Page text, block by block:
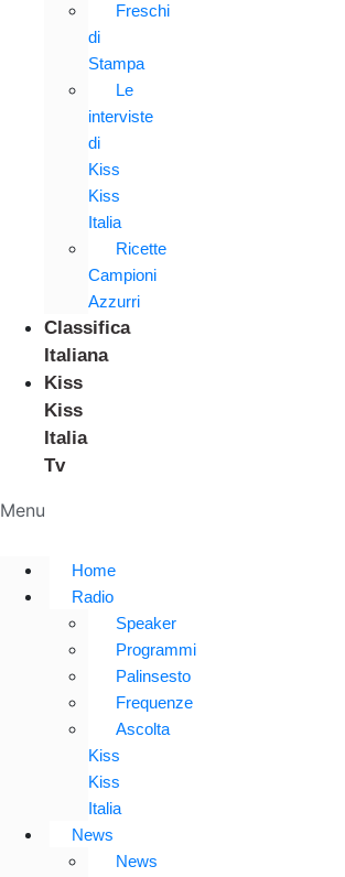
Freschi
di
Stampa
Le
interviste
di
Kiss
Kiss
Italia
Ricette
Campioni
Azzurri
Classifica
Italiana
Kiss
Kiss
Italia
Tv
Menu
Home
Radio
Speaker
Programmi
Palinsesto
Frequenze
Ascolta
Kiss
Kiss
Italia
News
News